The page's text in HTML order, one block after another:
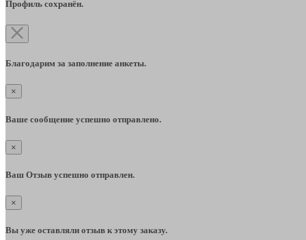
Профиль сохранён.
Благодарим за заполнение анкеты.
×
Ваше сообщение успешно отправлено.
×
Ваш Отзыв успешно отправлен.
×
Вы уже оставляли отзыв к этому заказу.